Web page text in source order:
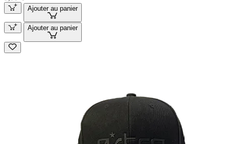
Ajouter au panier
Ajouter au panier